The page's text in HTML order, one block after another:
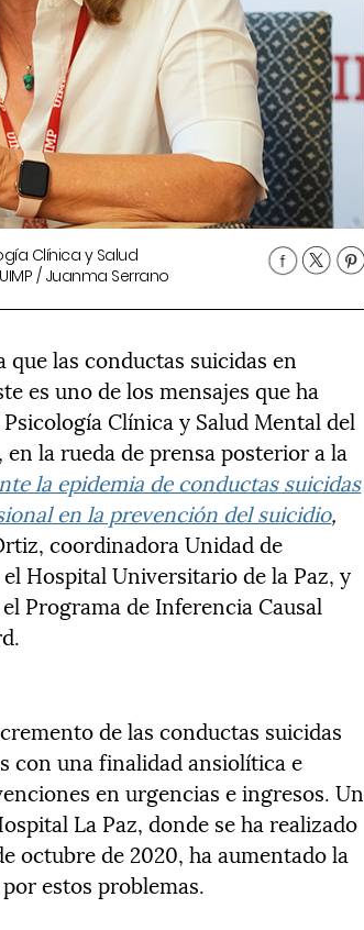
Clínica y Salud
/ Juanma Serrano
las conductas suicidas en
es uno de los mensajes que ha
Clínica y Salud Mental del
la rueda de prensa posterior a la
la epidemia de conductas suicidas
en la prevención del suicidio,
coordinadora Unidad de
Hospital Universitario de la Paz, y
Programa de Inferencia Causal
de las conductas suicidas
con una finalidad ansiolítica e
en urgencias e ingresos. Un
La Paz, donde se ha realizado
octubre de 2020, ha aumentado la
estos problemas.